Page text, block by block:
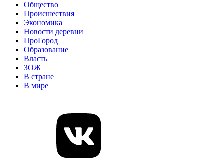
Общество
Происшествия
Экономика
Новости деревни
ПроГород
Образование
Власть
ЗОЖ
В стране
В мире